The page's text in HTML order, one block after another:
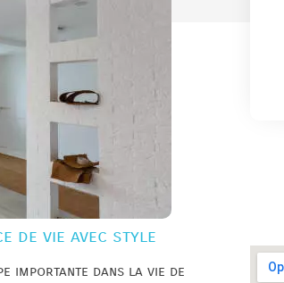
de vie avec style
importante dans la vie de